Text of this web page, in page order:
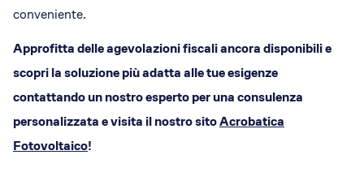
conveniente.
Approfitta delle agevolazioni fiscali ancora disponibili e
scopri la soluzione più adatta alle tue esigenze
contattando un nostro esperto per una consulenza
personalizzata e visita il nostro sitoAcrobatica
Fotovoltaico!